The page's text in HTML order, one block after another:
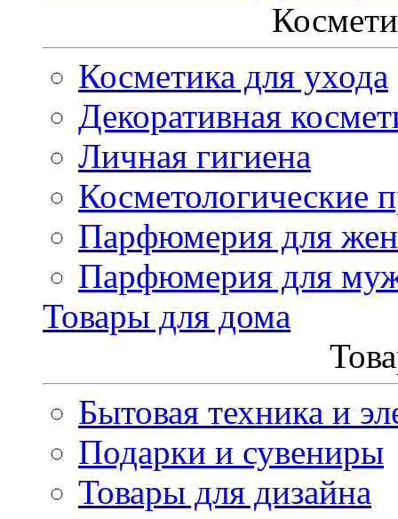
Косметика для ухода
Декоративная
Личная гигиена
Косметологические
Парфюмерия для
Парфюмерия для
Товары для дома
Бытовая техника и
Подарки и сувениры
Товары для дизайна